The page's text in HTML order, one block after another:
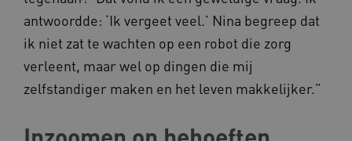
antwoordde: ‘Ik vergeet veel.’ Nina begreep dat
ik niet zat te wachten op een robot die zorg
verleent, maar wel op dingen die mij
zelfstandiger maken en het leven makkelijker.”
__cf_bm
Cloudflare Inc.
.vimeo.com
Google Privacy Policy